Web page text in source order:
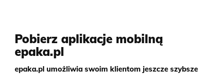
Pobierz aplikacje mobilną
epaka.pl
epaka.pl umożliwia swoim klientom jeszcze szybsze